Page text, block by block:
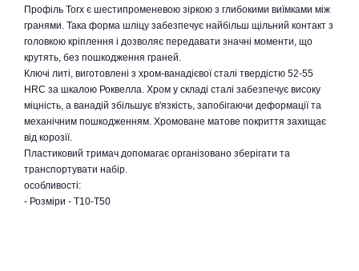
Профіль Torx є шестипроменевою зіркою з глибокими виїмками між
гранями. Така форма шліцу забезпечує найбільш щільний контакт з
головкою кріплення і дозволяє передавати значні моменти, що
крутять, без пошкодження граней.
Ключі литі, виготовлені з хром-ванадієвої сталі твердістю 52-55
HRC за шкалою Роквелла. Хром у складі сталі забезпечує високу
міцність, а ванадій збільшує в'язкість, запобігаючи деформації та
механічним пошкодженням. Хромоване матове покриття захищає
від корозії.
Пластиковий тримач допомагає організовано зберігати та
транспортувати набір.
особливості:
- Розміри - Т10-Т50